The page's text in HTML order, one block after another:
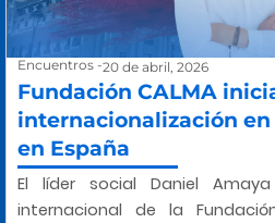
Encuentros -20 de abril, 2026
Fundación CALMA
internacionalización en
en España
El líder social Daniel
internacional de la